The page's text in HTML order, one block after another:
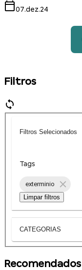
07.dez.24
Filtros
Filtros Selecionados
Tags
exterminio
Limpar filtros
CATEGORIAS